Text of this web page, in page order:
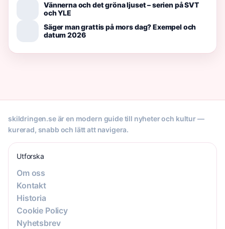
Vännerna och det gröna ljuset – serien på SVT
och YLE
Säger man grattis på mors dag? Exempel och
datum 2026
skildringen.se är en modern guide till nyheter och kultur —
kurerad, snabb och lätt att navigera.
Utforska
Om oss
Kontakt
Historia
Cookie Policy
Nyhetsbrev